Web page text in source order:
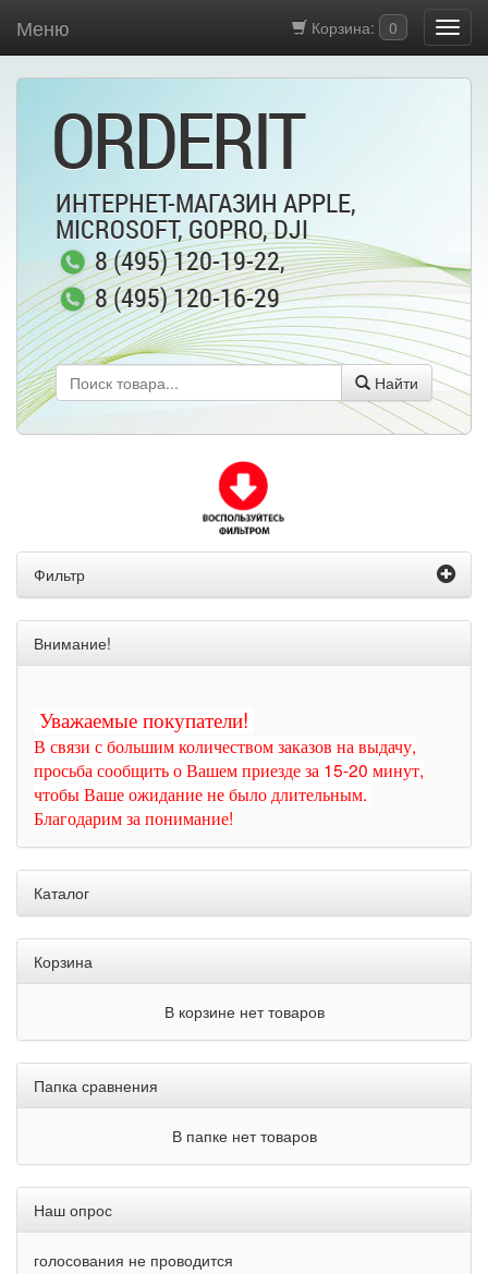
Корзина: 0
Меню
ORDERIT
ИНТЕРНЕТ-МАГАЗИН APPLE,
MICROSOFT, GOPRO, DJI
8 (495) 120-19-22,
8 (495) 120-16-29
Найти
Фильтр
Внимание!
Уважаемые покупатели!
В связи с большим количеством заказов на выдачу,
просьба сообщить о Вашем приезде за 15-20 минут,
чтобы Ваше ожидание не было длительным.
Благодарим за понимание!
Каталог
Корзина
В корзине нет товаров
Папка сравнения
В папке нет товаров
Наш опрос
голосования не проводится